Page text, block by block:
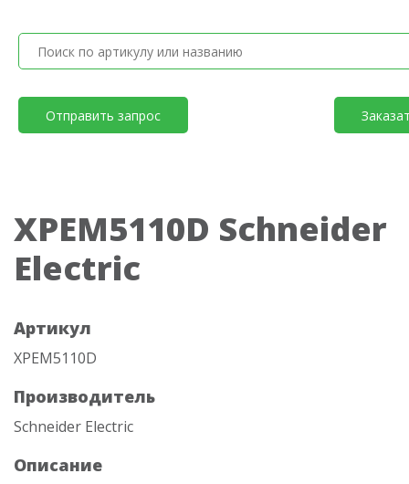
Отправить запрос
XPEM5110D Schneider
Electric
Артикул
XPEM5110D
Производитель
Schneider Electric
Описание